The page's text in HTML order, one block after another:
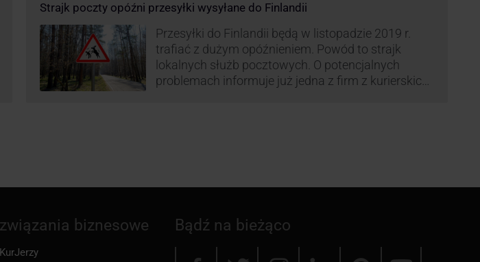
Strajk poczty opóźni przesyłki wysyłane do Finlandii
Przesyłki do Finlandii będą w listopadzie 2019 r.
trafiać z dużym opóźnieniem. Powód to strajk
lokalnych służb pocztowych. O potencjalnych
problemach informuje już jedna z firm z kurierskich
Bądź na bieżąco
biznesowe